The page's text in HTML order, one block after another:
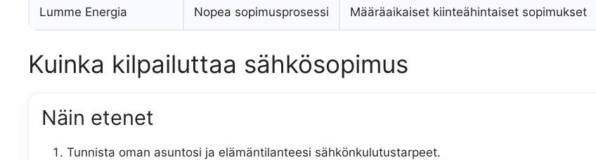
Lumme Energia Nopea sopimusprosessi Määräaikaiset kiinteähintaiset sopimukset
Kuinka kilpailuttaa sähkösopimus
Näin etenet
Tunnista oman asuntosi ja elämäntilanteesi sähkönkulutustarpeet.